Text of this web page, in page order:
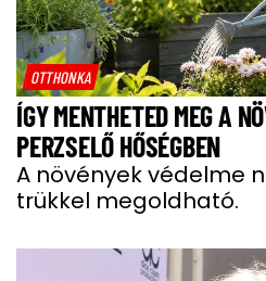
OTTHONKA
ÍGY MENTHETED MEG A
PERZSELŐ HŐSÉGBEN
A növények védelme
trükkel megoldható.